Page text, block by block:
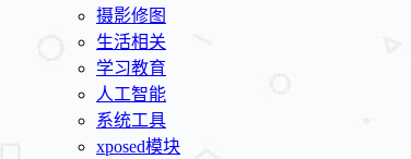
摄影修图
生活相关
学习教育
人工智能
系统工具
xposed模块